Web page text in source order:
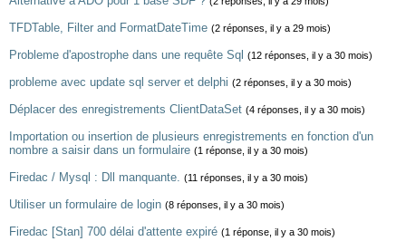
TFDTable, Filter and FormatDateTime (2 réponses, il y a 29 mois)
Probleme d'apostrophe dans une requête Sql (12 réponses, il y a 30 mois)
probleme avec update sql server et delphi (2 réponses, il y a 30 mois)
Déplacer des enregistrements ClientDataSet (4 réponses, il y a 30 mois)
Importation ou insertion de plusieurs enregistrements en fonction d'un
nombre a saisir dans un formulaire (1 réponse, il y a 30 mois)
Firedac / Mysql : Dll manquante. (11 réponses, il y a 30 mois)
Utiliser un formulaire de login (8 réponses, il y a 30 mois)
Firedac [Stan] 700 délai d'attente expiré (1 réponse, il y a 30 mois)